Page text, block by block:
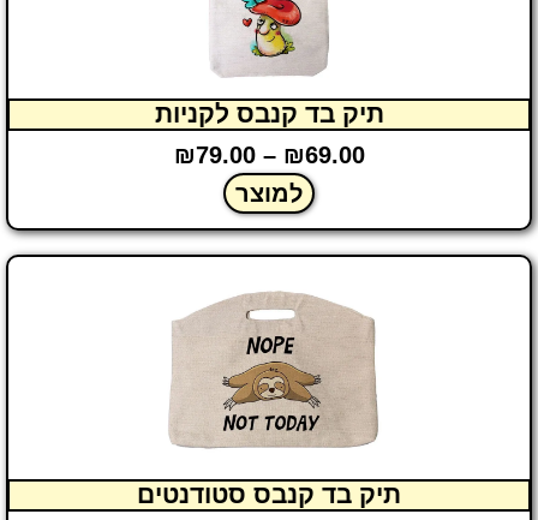
תיק בד קנבס לקניות
₪69.00
–
₪79.00
למוצר
תיק בד קנבס סטודנטים